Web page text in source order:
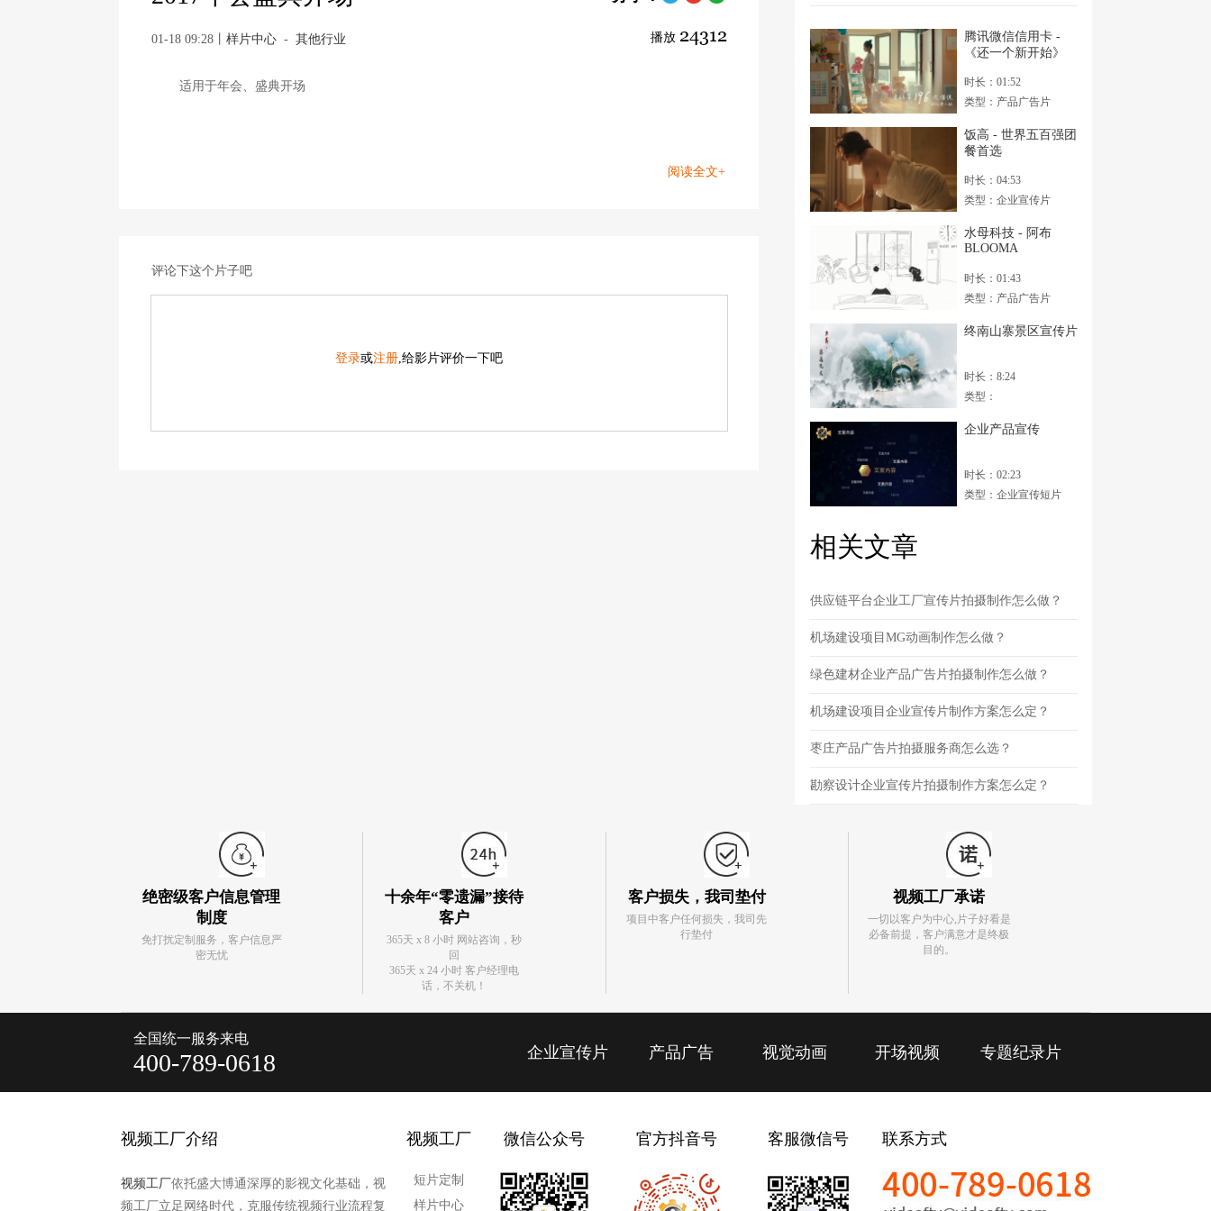
01-18 09:28丨 样片中心- 其他行业 播放 24312
适用于年会、盛典开场
阅读全文+
评论下这个片子吧
登录或注册,给影片评价一下吧
腾讯微信信用卡 -
《还一个新开始》
时长：01:52
类型：产品广告片
饭高 - 世界五百强团
餐首选
时长：04:53
类型：企业宣传片
水母科技 - 阿布
BLOOMA
时长：01:43
类型：产品广告片
终南山寨景区宣传片
时长：8:24
类型：
企业产品宣传
时长：02:23
类型：企业宣传短片
相关文章
供应链平台企业工厂宣传片拍摄制作怎么做？
机场建设项目MG动画制作怎么做？
绿色建材企业产品广告片拍摄制作怎么做？
机场建设项目企业宣传片制作方案怎么定？
枣庄产品广告片拍摄服务商怎么选？
勘察设计企业宣传片拍摄制作方案怎么定？
绝密级客户信息管理
制度
免打扰定制服务，客户信息严
密无忧
十余年“零遗漏”接待
客户
365天 x 8 小时 网站咨询，秒
回
365天 x 24 小时 客户经理电
话，不关机！
客户损失，我司垫付
项目中客户任何损失，我司先
行垫付
视频工厂承诺
一切以客户为中心,片子好看是
必备前提，客户满意才是终极
目的。
全国统一服务来电
400-789-0618 企业宣传片 产品广告 视觉动画 开场视频 专题纪录片
视频工厂介绍
视频工厂依托盛大博通深厚的影视文化基础，视
频工厂立足网络时代，克服传统视频行业流程复
视频工厂
短片定制
样片中心
微信公众号 官方抖音号 客服微信号 联系方式